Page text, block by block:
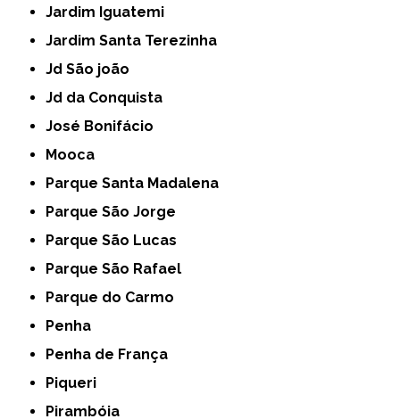
Jardim Iguatemi
Jardim Santa Terezinha
Jd São joão
Jd da Conquista
José Bonifácio
Mooca
Parque Santa Madalena
Parque São Jorge
Parque São Lucas
Parque São Rafael
Parque do Carmo
Penha
Penha de França
Piqueri
Pirambóia